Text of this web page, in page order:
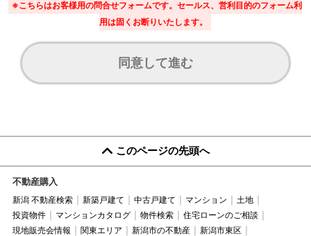
※こちらはお客様用の問合せフォームです。セールス、営利目的のフォーム利
用は固くお断りいたします。
同意して進む
このページの先頭へ
不動産購入
新潟 不動産検索 新築戸建て 中古戸建て マンション
土地
投資物件
マンションカタログ 物件検索
住宅ローンのご相談
現地販売会情報
関東エリア 新潟市の不動産
新潟市東区